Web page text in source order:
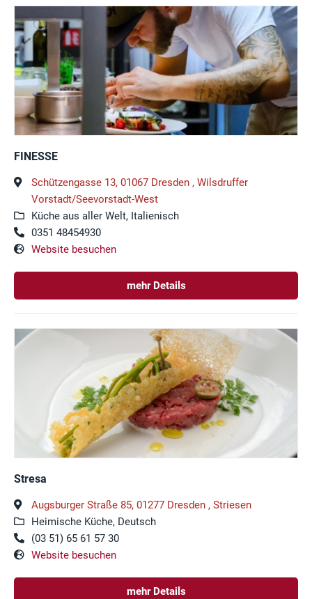
FINESSE
Schützengasse 13, 01067 Dresden , Wilsdruffer
Vorstadt/Seevorstadt-West
Küche aus aller Welt, Italienisch
0351 48454930
Website besuchen
mehr Details
Stresa
Augsburger Straße 85, 01277 Dresden , Striesen
Heimische Küche, Deutsch
(03 51) 65 61 57 30
Website besuchen
mehr Details